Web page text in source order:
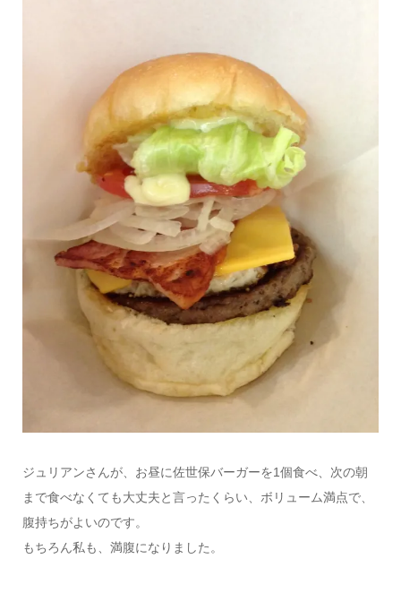
ジュリアンさんが、お昼に佐世保バーガーを1個食べ、次の朝
まで食べなくても大丈夫と言ったくらい、ボリューム満点で、
腹持ちがよいのです。
もちろん私も、満腹になりました。